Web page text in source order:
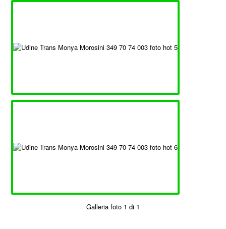
Galleria foto 1 di 1